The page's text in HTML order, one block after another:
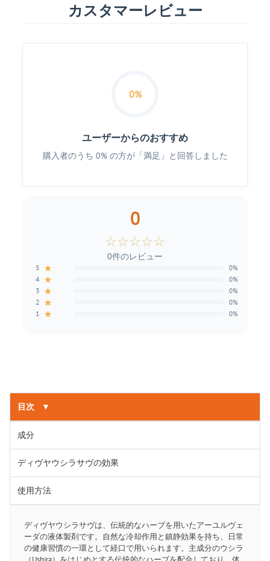
カスタマーレビュー
0%
ユーザーからのおすすめ
購入者のうち 0% の方が「満足」と回答しました
0
☆☆☆☆☆
0件のレビュー
5 ★ 0%
4 ★ 0%
3 ★ 0%
2 ★ 0%
1 ★ 0%
目次 ▼
成分
ディヴヤウシラサヴの効果
使用方法
ディヴヤウシラサヴは、伝統的なハーブを用いたアーユルヴェ
ーダの液体製剤です。自然な冷却作用と鎮静効果を持ち、日常
の健康習慣の一環として経口で用いられます。主成分のウシラ